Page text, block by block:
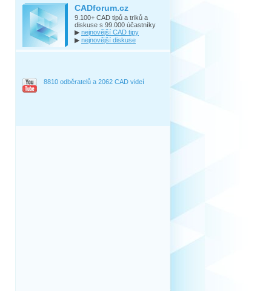
CADforum.cz
9.100+ CAD tipů a triků a
diskuse s 99.000 účastníky
▶ nejnovější CAD tipy
▶ nejnovější diskuse
8810 odběratelů a 2062 CAD videí